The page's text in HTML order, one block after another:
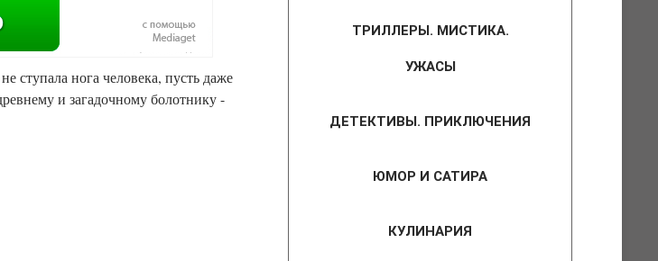
ступала нога человека, пусть даже
и загадочному болотнику -
ТРИЛЛЕРЫ. МИСТИКА.
УЖАСЫ
ДЕТЕКТИВЫ. ПРИКЛЮЧЕНИЯ
ЮМОР И САТИРА
КУЛИНАРИЯ